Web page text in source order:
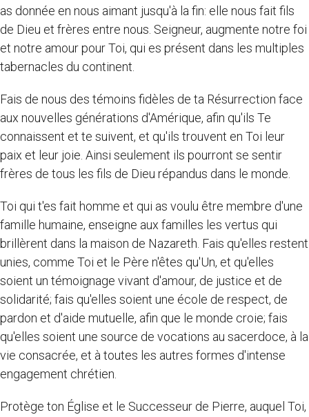
as donnée en nous aimant jusqu'à la fin: elle nous fait fils
de Dieu et frères entre nous. Seigneur, augmente notre foi
et notre amour pour Toi, qui es présent dans les multiples
tabernacles du continent.
Fais de nous des témoins fidèles de ta Résurrection face
aux nouvelles générations d'Amérique, afin qu'ils Te
connaissent et te suivent, et qu'ils trouvent en Toi leur
paix et leur joie. Ainsi seulement ils pourront se sentir
frères de tous les fils de Dieu répandus dans le monde.
Toi qui t'es fait homme et qui as voulu être membre d'une
famille humaine, enseigne aux familles les vertus qui
brillèrent dans la maison de Nazareth. Fais qu'elles restent
unies, comme Toi et le Père n'êtes qu'Un, et qu'elles
soient un témoignage vivant d'amour, de justice et de
solidarité; fais qu'elles soient une école de respect, de
pardon et d'aide mutuelle, afin que le monde croie; fais
qu'elles soient une source de vocations au sacerdoce, à la
vie consacrée, et à toutes les autres formes d'intense
engagement chrétien.
Protège ton Église et le Successeur de Pierre, auquel Toi,